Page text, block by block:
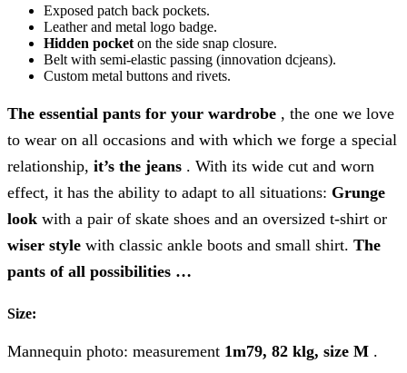
Exposed patch back pockets.
Leather and metal logo badge.
Hidden pocket on the side snap closure.
Belt with semi-elastic passing (innovation dcjeans).
Custom metal buttons and rivets.
The essential pants for your wardrobe , the one we love
to wear on all occasions and with which we forge a special
relationship, it’s the jeans . With its wide cut and worn
effect, it has the ability to adapt to all situations: Grunge
look with a pair of skate shoes and an oversized t-shirt or
wiser style with classic ankle boots and small shirt. The
pants of all possibilities …
Size:
Mannequin photo: measurement 1m79, 82 klg, size M .